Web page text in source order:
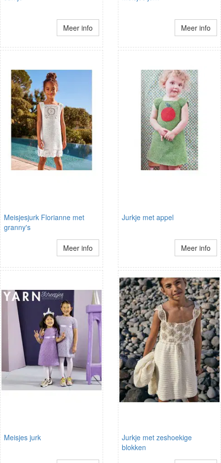
Meer info Meer info
Meisjesjurk Florianne met
granny's
Meer info
Jurkje met appel
Meer info
Meisjes jurk
Jurkje met zeshoekige
blokken